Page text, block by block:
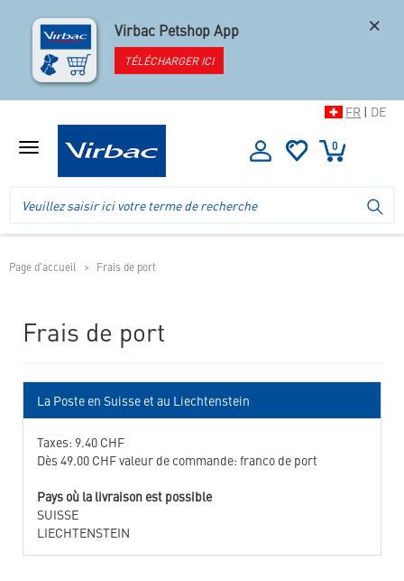
Virbac Petshop App
TÉLÉCHARGER ICI
×
FR | DE
Afficher
de
boutique
0
dans
l'en-
de
mobile
Page d'accueil Frais de port
Frais de port
La Poste en Suisse et au Liechtenstein
Taxes: 9.40 CHF
Dès 49.00 CHF valeur de commande: franco de port
Pays où la livraison est possible
SUISSE
LIECHTENSTEIN